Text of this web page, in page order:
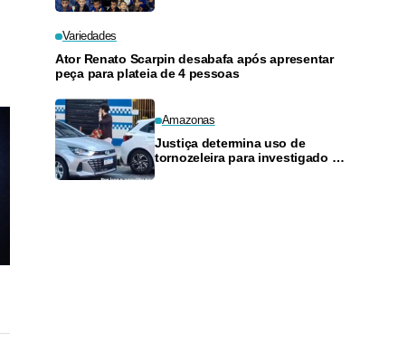
Variedades
Ator Renato Scarpin desabafa após apresentar
peça para plateia de 4 pessoas
Amazonas
Justiça determina uso de
tornozeleira para investigado por